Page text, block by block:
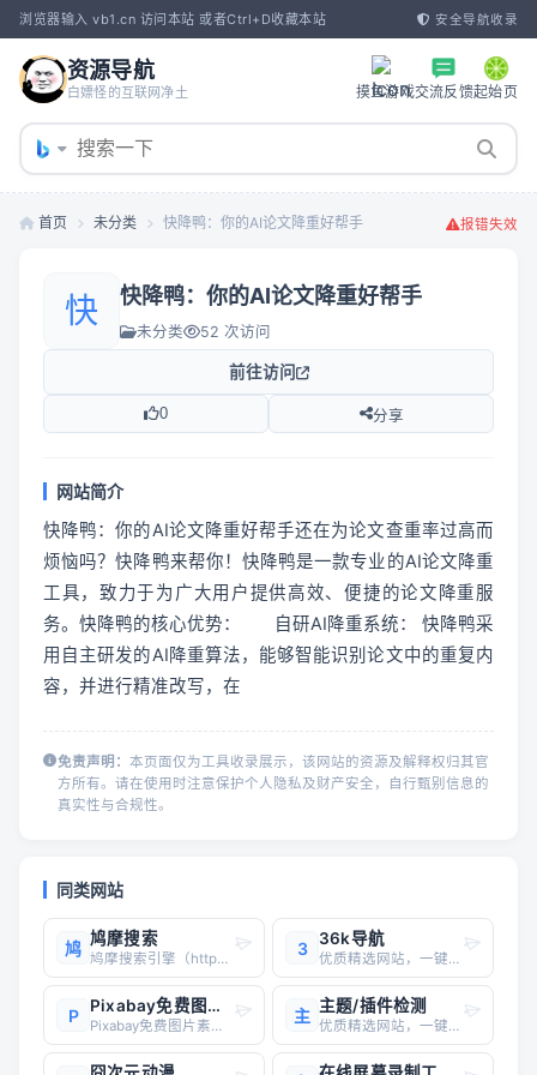
浏览器输入 vb1.cn 访问本站 或者Ctrl+D收藏本站 安全导航收录
资源导航
白嫖怪的互联网净土 摸鱼游戏交流反馈起始页
首页 未分类 快降鸭：你的AI论文降重好帮手 报错失效
快 快降鸭：你的AI论文降重好帮手
未分类 52 次访问
前往访问
0 分享
网站简介
快降鸭：你的AI论文降重好帮手还在为论文查重率过高而
烦恼吗？快降鸭来帮你！快降鸭是一款专业的AI论文降重
工具，致力于为广大用户提供高效、便捷的论文降重服
务。快降鸭的核心优势： 	自研AI降重系统： 快降鸭采
用自主研发的AI降重算法，能够智能识别论文中的重复内
容，并进行精准改写，在
免责声明： 本页面仅为工具收录展示，该网站的资源及解释权归其官
方所有。请在使用时注意保护个人隐私及财产安全，自行甄别信息的
真实性与合规性。
同类网站
鸠 鸠摩搜索
鸠摩搜索引擎（https://www.jiumodiary.com/）是一个专注于电子书和文档搜索的垂直搜索引擎，旨在帮助用户快速找到所需的电子书资源。以下是关于鸠摩搜索引擎的详细信息：功能特点 资源丰富：涵盖小说、教材、学术著作、漫画、杂志等多种类型的电子书。 多源搜索
3 36k导航
优质精选网站，一键直达
P Pixabay免费图片素材站
Pixabay免费图片素材站
主 主题/插件检测
优质精选网站，一键直达